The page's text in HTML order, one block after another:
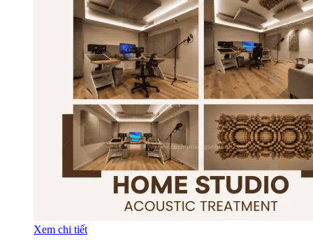
Xem chi tiết